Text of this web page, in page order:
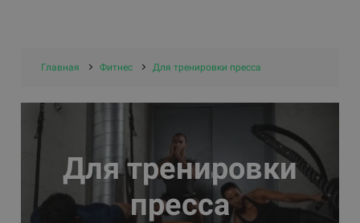
Главная Фитнес Для тренировки пресса
Для тренировки
пресса